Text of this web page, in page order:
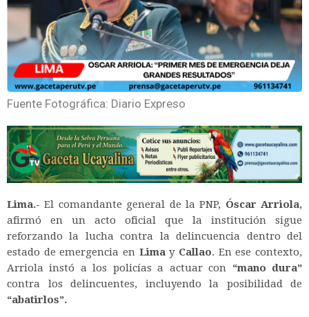
Fuente Fotográfica: Diario Expreso
Lima.- El comandante general de la PNP, Óscar Arriola,
afirmó en un acto oficial que la institución sigue
reforzando la lucha contra la delincuencia dentro del
estado de emergencia en Limay Callao. En ese contexto,
Arriola instó a los policías a actuar con “mano dura”
contra los delincuentes, incluyendo la posibilidad de
“abatirlos”.